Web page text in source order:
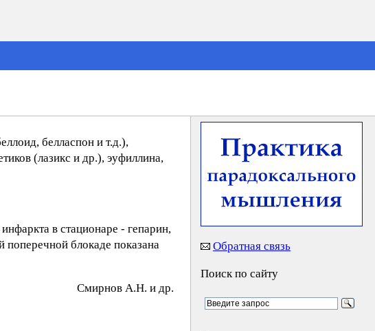
белласпон и т.д.),
(лазикс и др.), эуфиллина,
в стационаре - гепарин,
блокаде показана
Cмиpнoв A.Н. и др.
Обратная связь
Поиск по сайту